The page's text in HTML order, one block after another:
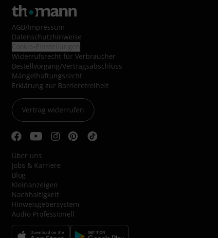
AGB/Impressum
Datenschutzhinweise
Widerrufsrecht für Verbraucher
Bestellvorgang/Vertragsabschluss
Mängelhaftungsrecht
Erklärung zur Barrierefreiheit
Vertrag widerrufen
Über uns
Jobs & Karriere
Blog
Kleinanzeigen
Nachhaltigkeit
Hinweisgebersystem
Audio Professionell